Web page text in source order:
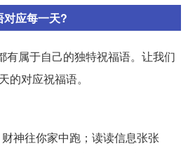
对应每一天?
有属于自己的独特祝福语。让我们
的对应祝福语。
神往你家中跑；读读信息张张